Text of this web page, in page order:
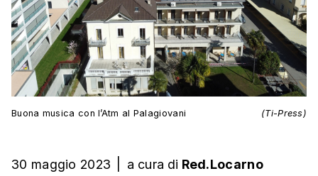
Buona musica con l’Atm al Palagiovani (Ti-Press)
30 maggio 2023 a cura di Red.Locarno